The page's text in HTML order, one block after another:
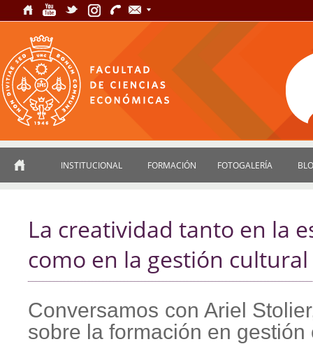
INSTITUCIONAL FORMACIÓN FOTOGALERÍA
La creatividad tanto en la
como en la gestión cultural
Conversamos con Ariel
sobre la formación en gestión